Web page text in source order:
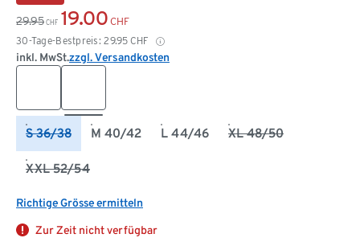
29.95 CHF 19.00 CHF
30-Tage-Bestpreis: 29.95 CHF
inkl. MwSt.zzgl. Versandkosten
S 36/38 M 40/42 L 44/46 XL 48/50
XXL 52/54
Richtige Grösse ermitteln
Zur Zeit nicht verfügbar